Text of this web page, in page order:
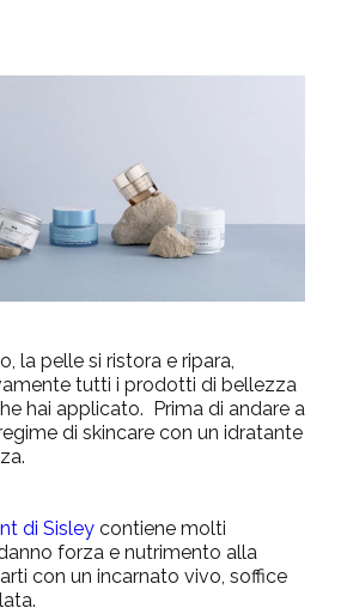
la pelle si ristora e ripara,
tutti i prodotti di bellezza
hai applicato. Prima di andare a
di skincare con un idratante
di Sisley contiene molti
forza e nutrimento alla
con un incarnato vivo, soffice